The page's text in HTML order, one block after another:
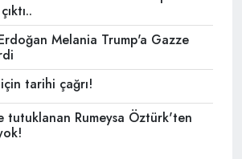
Melania Trump'a Gazze
tarihi çağrı!
tutuklanan Rumeysa Öztürk'ten